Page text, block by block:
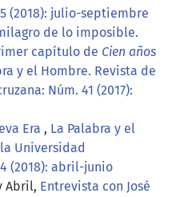
(2018): julio-septiembre
de lo imposible.
capítulo de Cien años
y el Hombre. Revista de
Núm. 41 (2017):
Era , La Palabra y el
Universidad
(2018): abril-junio
Abril, Entrevista con José